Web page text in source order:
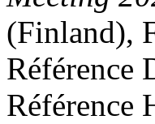
(Finland),
Référence
Référence